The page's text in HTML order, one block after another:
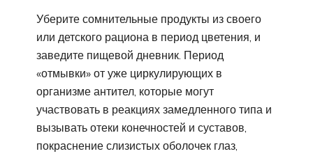
Уберите сомнительные продукты из своего
или детского рациона в период цветения, и
заведите пищевой дневник. Период
«отмывки» от уже циркулирующих в
организме антител, которые могут
участвовать в реакциях замедленного типа и
вызывать отеки конечностей и суставов,
покраснение слизистых оболочек глаз,